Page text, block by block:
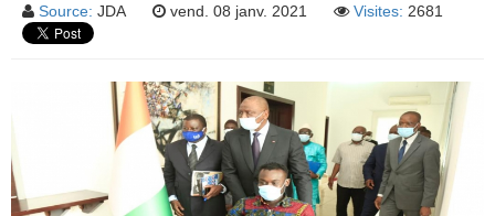
Source: JDA vend. 08 janv. 2021 Visites: 2681